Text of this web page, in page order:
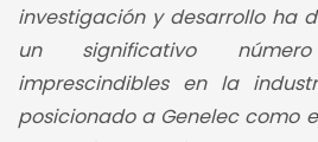
investigación y desarrollo ha
un significativo
imprescindibles en la
posicionado a Genelec como